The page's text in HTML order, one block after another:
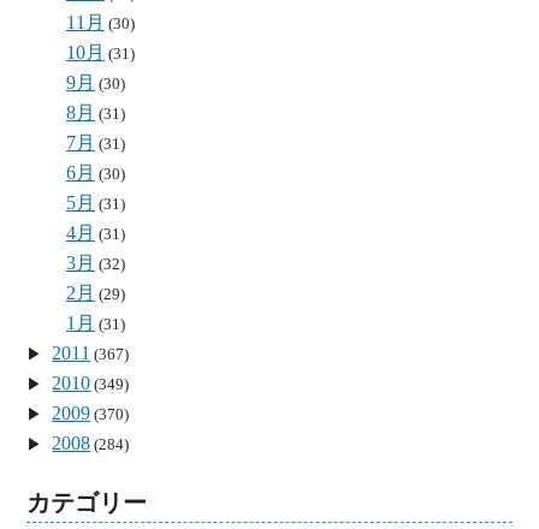
11月 (30)
10月 (31)
9月 (30)
8月 (31)
7月 (31)
6月 (30)
5月 (31)
4月 (31)
3月 (32)
2月 (29)
1月 (31)
2011 (367)
2010 (349)
2009 (370)
2008 (284)
カテゴリー